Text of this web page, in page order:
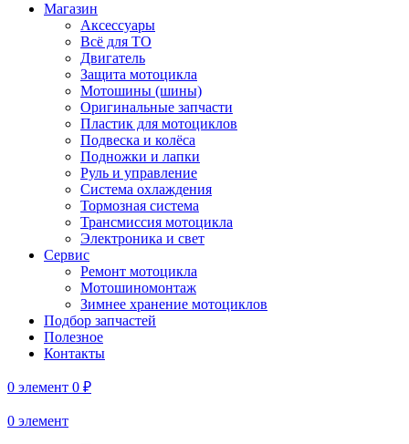
Магазин
Аксессуары
Всё для ТО
Двигатель
Защита мотоцикла
Мотошины (шины)
Оригинальные запчасти
Пластик для мотоциклов
Подвеска и колёса
Подножки и лапки
Руль и управление
Система охлаждения
Тормозная система
Трансмиссия мотоцикла
Электроника и свет
Сервис
Ремонт мотоцикла
Мотошиномонтаж
Зимнее хранение мотоциклов
Подбор запчастей
Полезное
Контакты
0 элемент 0 ₽
0 элемент